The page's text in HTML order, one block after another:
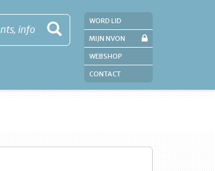
info
WORD LID
MIJN NVON
WEBSHOP
CONTACT